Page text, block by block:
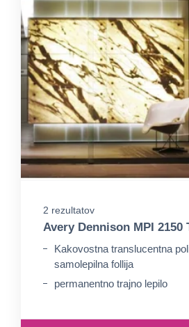
2 rezultatov
Avery Dennison MPI 2150
Kakovostna translucentna
samolepilna follija
permanentno trajno lepilo